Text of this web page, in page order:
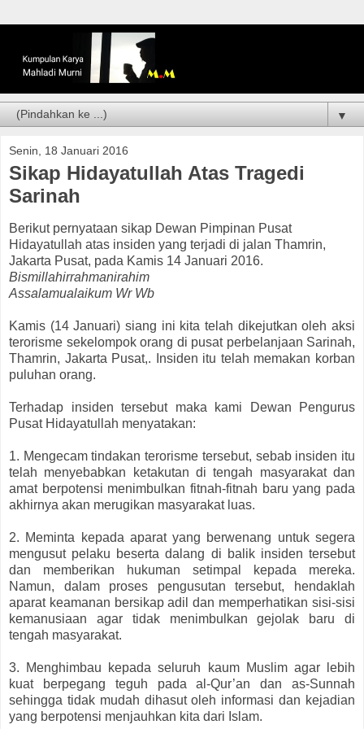
▼
Senin, 18 Januari 2016
Sikap Hidayatullah Atas Tragedi
Sarinah
Berikut pernyataan sikap Dewan Pimpinan Pusat
Hidayatullah atas insiden yang terjadi di jalan Thamrin,
Jakarta Pusat, pada Kamis 14 Januari 2016.
Bismillahirrahmanirahim
Assalamualaikum Wr Wb
Kamis (14 Januari) siang ini kita telah dikejutkan oleh aksi
terorisme sekelompok orang di pusat perbelanjaan Sarinah,
Thamrin, Jakarta Pusat,. Insiden itu telah memakan korban
puluhan orang.
Terhadap insiden tersebut maka kami Dewan Pengurus
Pusat Hidayatullah menyatakan:
1. Mengecam tindakan terorisme tersebut, sebab insiden itu
telah menyebabkan ketakutan di tengah masyarakat dan
amat berpotensi menimbulkan fitnah-fitnah baru yang pada
akhirnya akan merugikan masyarakat luas.
2. Meminta kepada aparat yang berwenang untuk segera
mengusut pelaku beserta dalang di balik insiden tersebut
dan memberikan hukuman setimpal kepada mereka.
Namun, dalam proses pengusutan tersebut, hendaklah
aparat keamanan bersikap adil dan memperhatikan sisi-sisi
kemanusiaan agar tidak menimbulkan gejolak baru di
tengah masyarakat.
3. Menghimbau kepada seluruh kaum Muslim agar lebih
kuat berpegang teguh pada al-Qur’an dan as-Sunnah
sehingga tidak mudah dihasut oleh informasi dan kejadian
yang berpotensi menjauhkan kita dari Islam.